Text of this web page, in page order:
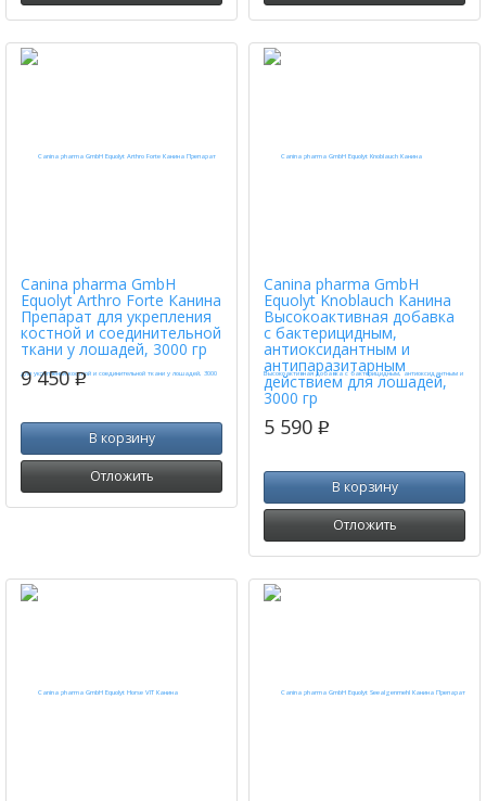
Canina pharma GmbH
Equolyt Arthro Forte Канина
Препарат для укрепления
костной и соединительной
ткани у лошадей, 3000 гр
9 450p
В корзину
Отложить
Canina pharma GmbH
Equolyt Knoblauch Канина
Высокоактивная добавка
с бактерицидным,
антиоксидантным и
антипаразитарным
действием для лошадей,
3000 гр
5 590 p
В корзину
Отложить